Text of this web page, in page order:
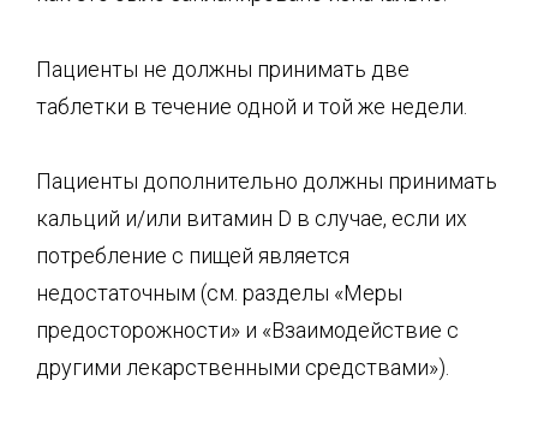
Пациенты не должны принимать две
таблетки в течение одной и той же недели.
Пациенты дополнительно должны принимать
кальций и/или витамин D в случае, если их
потребление с пищей является
недостаточным (см. разделы «Меры
предосторожности» и «Взаимодействие с
другими лекарственными средствами»).